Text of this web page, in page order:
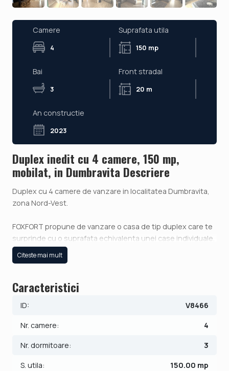
Camere
4
Suprafata utila
150 mp
Bai
3
Front stradal
20 m
An constructie
2023
Duplex inedit cu 4 camere, 150 mp,
mobilat, in Dumbravita Descriere
Duplex cu 4 camere de vanzare in localitatea Dumbravita,
zona Nord-Vest.
FOXFORT propune de vanzare o casa de tip duplex care te
surprinde cu o suprafata echivalenta unei case individuale.
Cu un regim de inaltime Parter + 1 Etaj, e situata in
Dumbravita, zona Nord-Vest, o zona ce aduce multa liniste.
utila de 150 mp si teren 315 mp. Anul constructiei este
porotherm, pereti compartimentare caramida de 25.
optica.
Garajul dispune de priza electrica, incalzire, poarta
Citeste mai mult
Caracteristici
ID: V8466
Nr. camere: 4
Nr. dormitoare: 3
S. utila: 150.00 mp